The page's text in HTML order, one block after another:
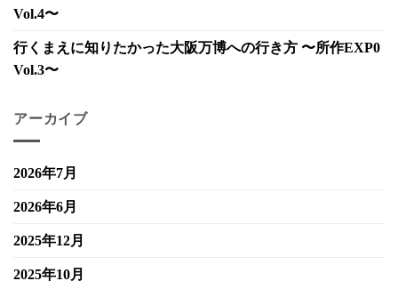
Vol.4〜
行くまえに知りたかった大阪万博への行き方 〜所作EXP0
Vol.3〜
アーカイブ
2026年7月
2026年6月
2025年12月
2025年10月